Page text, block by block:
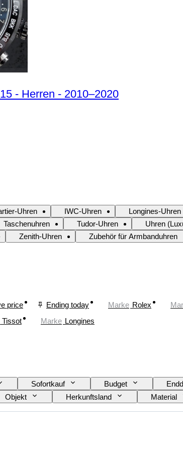
- Herren - 2010–2020
Uhren IWC-Uhren Longines-Uhren
Taschenuhren Tudor-Uhren Uhren
Zenith-Uhren Zubehör für Armbanduhren
price Ending today Marke Rolex
Tissot Marke Longines
Sofortkauf Budget
Objekt Herkunftsland Material
Einband Auflage Sprache